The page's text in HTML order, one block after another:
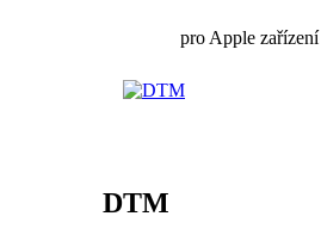
pro Apple zařízení
DTM